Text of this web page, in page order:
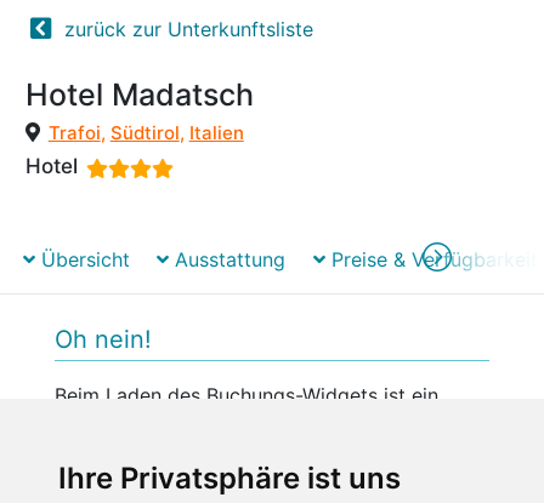
Ihre Privatsphäre ist uns
zurück zur Unterkunftsliste
Hotel Madatsch
Trafoi, Südtirol, Italien
Hotel
Übersicht Ausstattung Preise & Verfügbarkeit
Oh nein!
Beim Laden des Buchungs-Widgets ist ein